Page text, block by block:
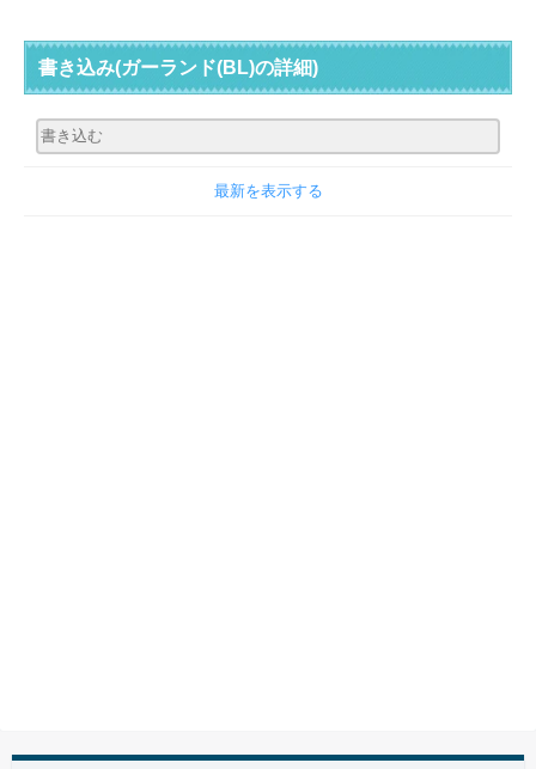
書き込み(ガーランド(BL)の詳細)
最新を表示する